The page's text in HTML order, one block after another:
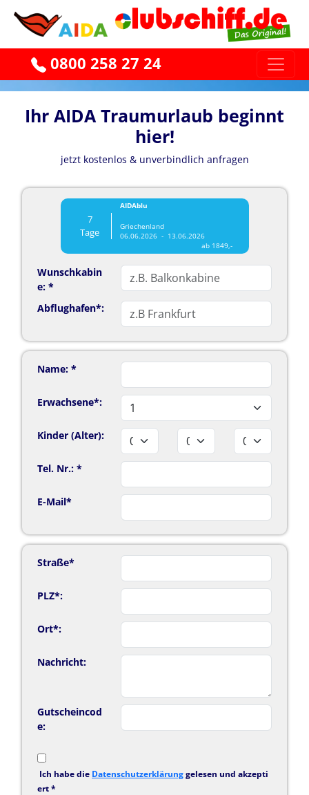
0800 258 27 24
Ihr AIDA Traumurlaub beginnt
hier!
jetzt kostenlos & unverbindlich anfragen
7
Tage
AIDAblu
Griechenland
06.06.2026 - 13.06.2026
ab 1849,-
Wunschkabin
e: *
Abflughafen*:
Name: *
Erwachsene*:
Kinder (Alter):
Tel. Nr.: *
E-Mail*
Straße*
PLZ*:
Ort*:
Nachricht:
Gutscheincod
e:
Ich habe die Datenschutzerklärunggelesen und akzepti
ert *